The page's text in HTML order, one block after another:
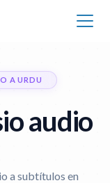
A URDU
audio
a subtítulos en